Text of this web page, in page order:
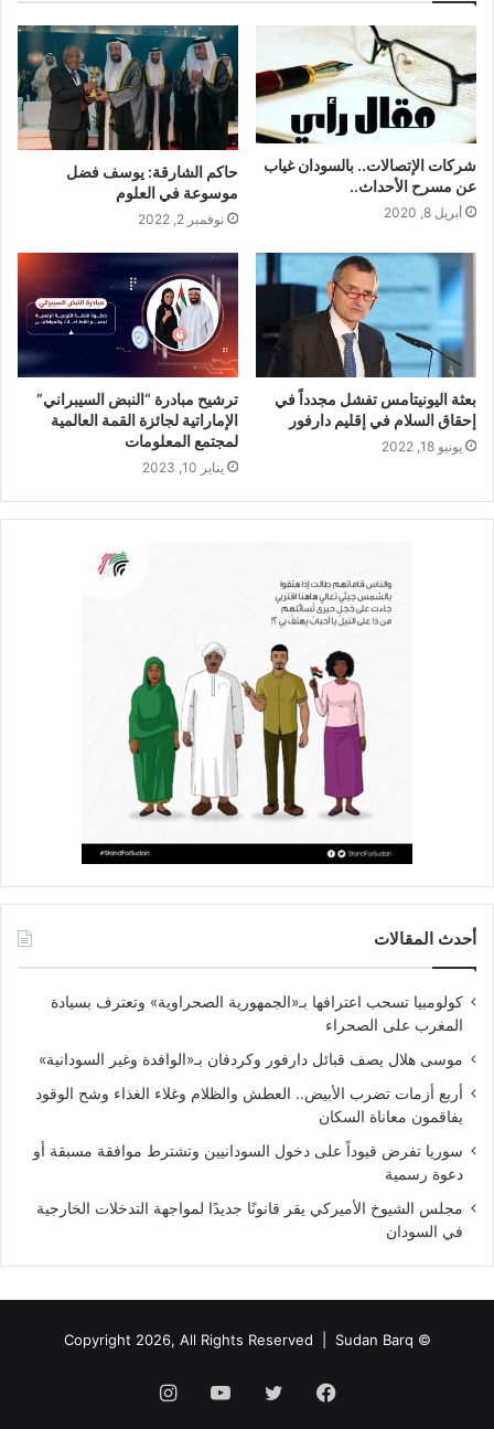
شركات الإتصالات.. بالسودان غياب
عن مسرح الأحداث..
أبريل 8, 2020
حاكم الشارقة: يوسف فضل
موسوعة في العلوم
نوفمبر 2, 2022
بعثة اليونيتامس تفشل مجدداً في
إحقاق السلام في إقليم دارفور
يونيو 18, 2022
ترشيح مبادرة “النبض السيبراني”
الإماراتية لجائزة القمة العالمية
لمجتمع المعلومات
يناير 10, 2023
أحدث المقالات
كولومبيا تسحب اعترافها بـ«الجمهورية الصحراوية» وتعترف بسيادة
المغرب على الصحراء
موسى هلال يصف قبائل دارفور وكردفان بـ«الوافدة وغير السودانية»
أربع أزمات تضرب الأبيض.. العطش والظلام وغلاء الغذاء وشح الوقود
يفاقمون معاناة السكان
سوريا تفرض قيوداً على دخول السودانيين وتشترط موافقة مسبقة أو
دعوة رسمية
مجلس الشيوخ الأميركي يقر قانونًا جديدًا لمواجهة التدخلات الخارجية
في السودان
© Copyright 2026, All Rights Reserved |
Sudan Barq
فيسبوك تويتر يوتيوبانستقرام